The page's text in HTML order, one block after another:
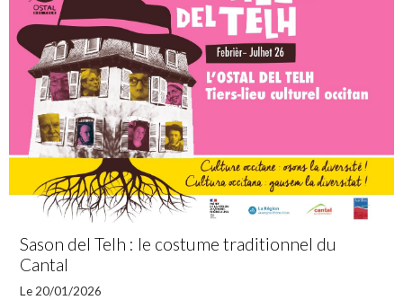
Sason del Telh : le costume traditionnel du
Cantal
Le 20/01/2026